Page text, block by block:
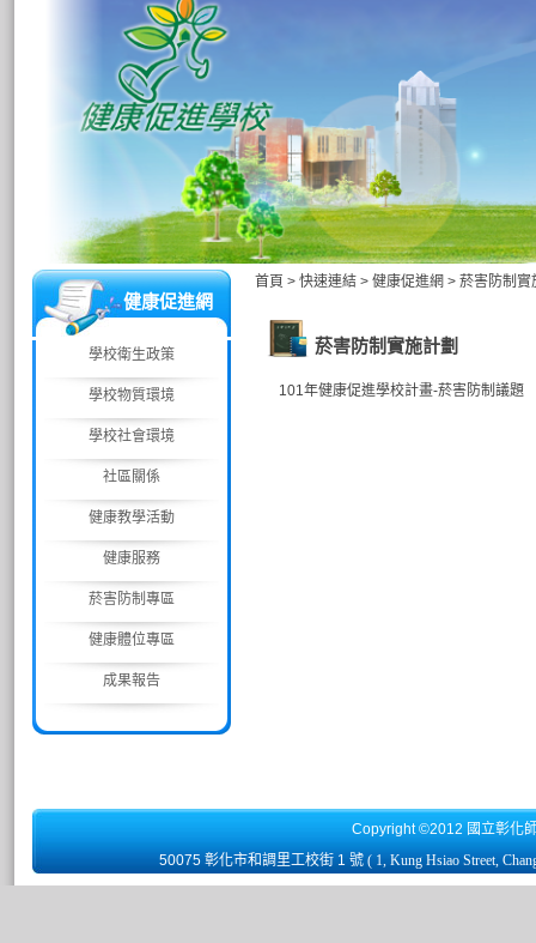
健康促進網
學校衛生政策
學校物質環境
學校社會環境
社區關係
健康教學活動
健康服務
菸害防制專區
健康體位專區
成果報告
首頁 > 快速連結 > 健康促進網 > 菸害防制實
菸害防制實施計劃
101年健康促進學校計畫-菸害防制議題
Copyright ©2012 國立彰化
50075 彰化市和調里工校街 1 號 ( 1, Kung Hsiao Street,